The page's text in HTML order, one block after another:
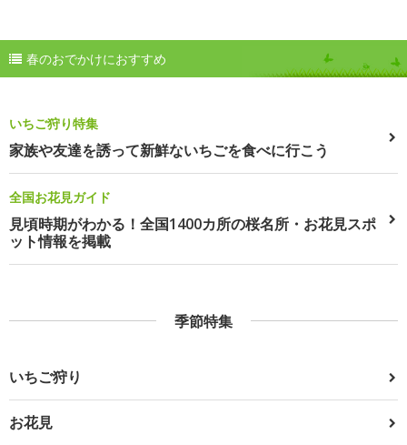
春のおでかけにおすすめ
いちご狩り特集
家族や友達を誘って新鮮ないちごを食べに行こう
全国お花見ガイド
見頃時期がわかる！全国1400カ所の桜名所・お花見スポ
ット情報を掲載
季節特集
いちご狩り
お花見